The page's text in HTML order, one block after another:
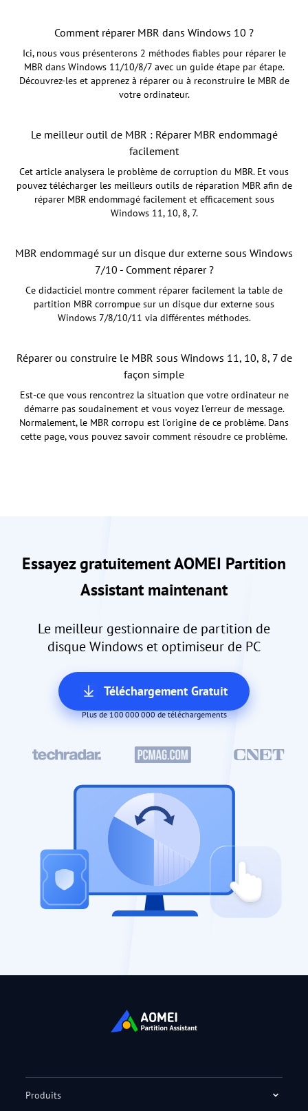
Comment réparer MBR dans Windows 10 ?
Ici, nous vous présenterons 2 méthodes fiables pour réparer le
MBR dans Windows 11/10/8/7 avec un guide étape par étape.
Découvrez-les et apprenez à réparer ou à reconstruire le MBR de
votre ordinateur.
Le meilleur outil de MBR : Réparer MBR endommagé
facilement
Cet article analysera le problème de corruption du MBR. Et vous
pouvez télécharger les meilleurs outils de réparation MBR afin de
réparer MBR endommagé facilement et efficacement sous
Windows 11, 10, 8, 7.
MBR endommagé sur un disque dur externe sous Windows
7/10 - Comment réparer ?
Ce didacticiel montre comment réparer facilement la table de
partition MBR corrompue sur un disque dur externe sous
Windows 7/8/10/11 via différentes méthodes.
Réparer ou construire le MBR sous Windows 11, 10, 8, 7 de
façon simple
Est-ce que vous rencontrez la situation que votre ordinateur ne
démarre pas soudainement et vous voyez l'erreur de message.
Normalement, le MBR corropu est l'origine de ce problème. Dans
cette page, vous pouvez savoir comment résoudre ce problème.
Essayez gratuitement AOMEI Partition
Assistant maintenant
Le meilleur gestionnaire de partition de
disque Windows et optimiseur de PC
Téléchargement Gratuit
Plus de 100 000 000 de téléchargements
Produits